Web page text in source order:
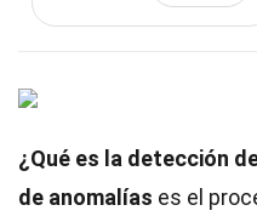
¿Qué es la detección
de anomalías es el